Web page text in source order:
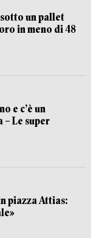
un pallet
in meno di 48
e c’è un
– Le super
piazza Attias: